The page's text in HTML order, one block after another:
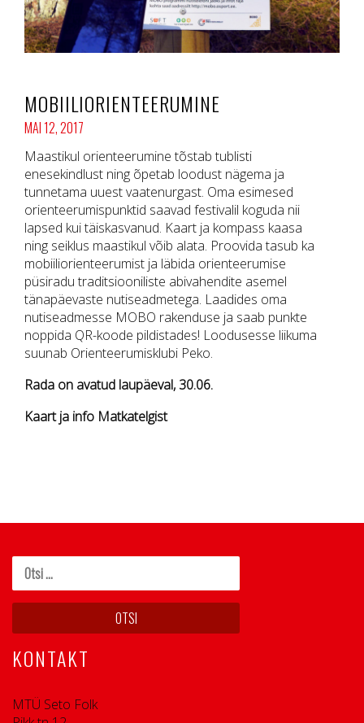
MOBIILIORIENTEERUMINE
MAI 12, 2017
Maastikul orienteerumine tõstab tublisti
enesekindlust ning õpetab loodust nägema ja
tunnetama uuest vaatenurgast. Oma esimesed
orienteerumispunktid saavad festivalil koguda nii
lapsed kui täiskasvanud. Kaart ja kompass kaasa
ning seiklus maastikul võib alata. Proovida tasub ka
mobiiliorienteerumist ja läbida orienteerumise
püsiradu traditsiooniliste abivahendite asemel
tänapäevaste nutiseadmetega. Laadides oma
nutiseadmesse MOBO rakenduse ja saab punkte
noppida QR-koode pildistades! Loodusesse liikuma
suunab Orienteerumisklubi Peko.
Rada on avatud laupäeval, 30.06.
Kaart ja info Matkatelgist
KONTAKT
MTÜ Seto Folk